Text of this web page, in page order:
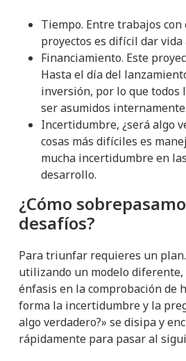
Tiempo. Entre trabajos
proyectos es difícil dar vida
Financiamiento. Este
Hasta el día del
inversión, por lo que todos
ser asumidos internamente.
Incertidumbre, ¿será algo
cosas más difíciles es
mucha incertidumbre en
desarrollo.
¿Cómo
desafíos?
Para triunfar requieres un
utilizando un modelo diferente,
énfasis en la comprobación de
forma la incertidumbre y la
algo verdadero?» se disipa y
rápidamente para pasar al